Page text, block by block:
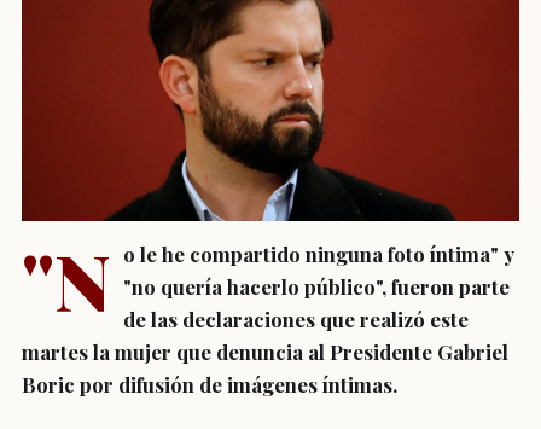
"N o le he compartido ninguna foto íntima" y
"no quería hacerlo público", fueron parte
de las declaraciones que realizó este
martes la mujer que denuncia al Presidente Gabriel
Boric por difusión de imágenes íntimas.